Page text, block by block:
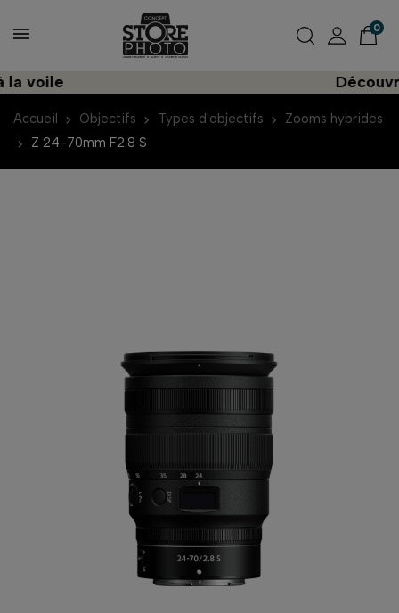
0
Découvrez
Accueil Objectifs Types d'objectifs
Zooms hybrides
Z 24-70mm F2.8 S